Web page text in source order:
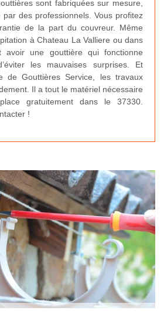
sont fabriquées sur mesure,
des professionnels. Vous profitez
de la part du couvreur. Même
à Chateau La Valliere ou dans
avoir une gouttière qui fonctionne
les mauvaises surprises. Et
de Gouttières Service, les travaux
Il a tout le matériel nécessaire
gratuitement dans le 37330.
!